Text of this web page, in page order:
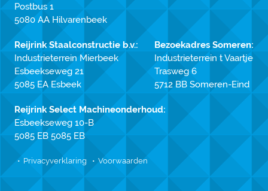
Postbus 1
5080 AA Hilvarenbeek
Reijrink Staalconstructie b.v.:
Industrieterrein Mierbeek
Esbeekseweg 21
5085 EA Esbeek
Bezoekadres Someren:
Industrieterrein t Vaartje
Trasweg 6
5712 BB Someren-Eind
Reijrink Select Machineonderhoud:
Esbeekseweg 10-B
5085 EB 5085 EB
Privacyverklaring Voorwaarden